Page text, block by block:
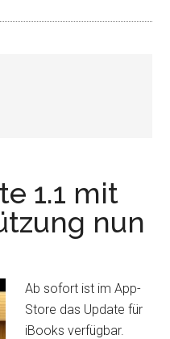
1.1 mit
nun
Ab sofort ist im App-
Store das Update für
iBooks verfügbar.